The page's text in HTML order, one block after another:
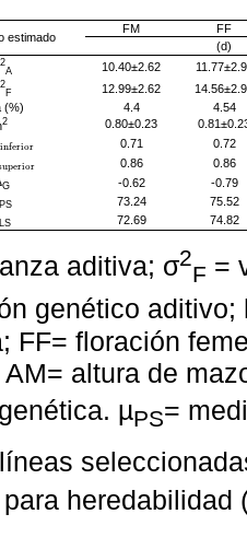
estimado
FM
FF
(d)
2
A 10.40±2.62
2
F 12.99±2.62
(%)
4.4
4.54
2 0.80±0.23
inferior
ferior 0.71 0.72
uperior
uperior 0.86
0.86
G -0.62
-0.79
73.24
75.52
LS 72.69 74.82
aditiva; σ2
F =
genético aditivo;
FF= floración
altura de
µPS=
heredabilidad